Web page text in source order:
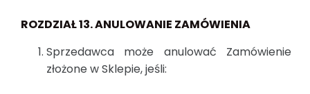
ROZDZIAŁ 13. ANULOWANIE ZAMÓWIENIA
Sprzedawca może anulować Zamówienie
złożone w Sklepie, jeśli: